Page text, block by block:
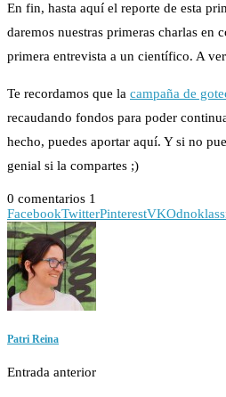
En fin, hasta aquí el reporte de esta
daremos nuestras primeras charlas en
primera entrevista a un científico. A
Te recordamos que la campaña de
recaudando fondos para poder
hecho, puedes aportar aquí. Y si no
genial si la compartes ;)
0 comentarios 1
FacebookTwitterPinterestVK
Patri Reina
Entrada anterior